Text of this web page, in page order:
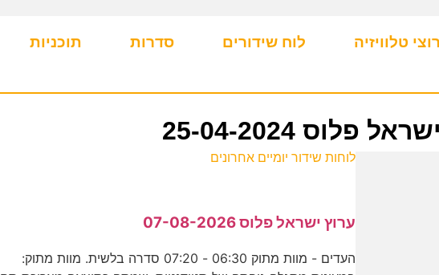
טלוויזיה לוח שידורים סדרות תוכניות
25-04-2024
לוחות שידור יומיים אחרונים
ערוץ ישראל פלוס 07-08-2026
העדים - מוות מתוק 06:30 - 07:20 סדרה בלשית. מוות מתוק: